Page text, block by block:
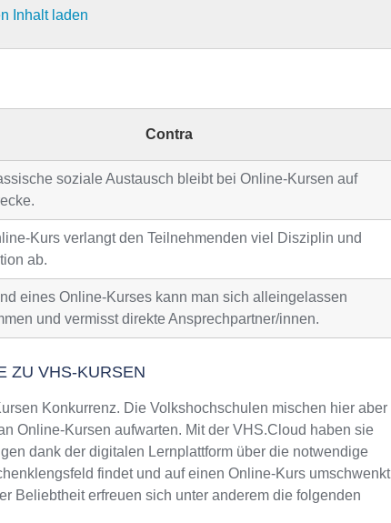
Inhalt laden
Contra
soziale Austausch bleibt bei Online-Kursen auf
Kurs verlangt den Teilnehmenden viel Disziplin und
ab.
eines Online-Kurses kann man sich alleingelassen
und vermisst direkte Ansprechpartner/innen.
ZU VHS-KURSEN
Konkurrenz. Die Volkshochschulen mischen hier aber
Online-Kursen aufwarten. Mit der VHS.Cloud haben sie
dank der digitalen Lernplattform über die notwendige
findet und auf einen Online-Kurs
Beliebtheit erfreuen sich unter anderem die folgenden